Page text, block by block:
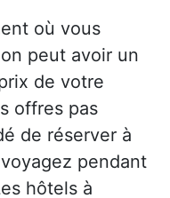
où vous
peut avoir un
de votre
offres pas
de réserver à
pendant
hôtels à